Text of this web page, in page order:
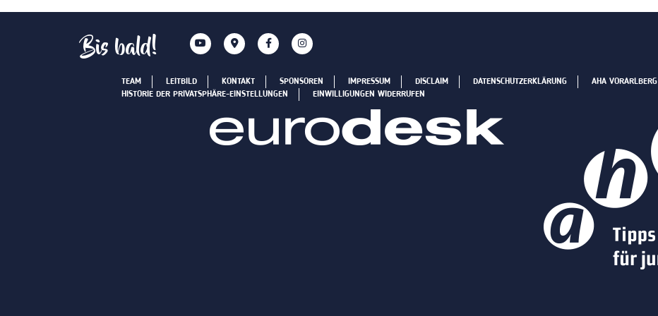
Bis bald!
TEAM LEITBILD KONTAKT SPONSOREN IMPRESSUM DISCLAIM DATENSCHUTZERKLÄRUNG AHA VORARLBERG
HISTORIE DER PRIVATSPHÄRE-EINSTELLUNGEN
EINWILLIGUNGEN WIDERRUFEN